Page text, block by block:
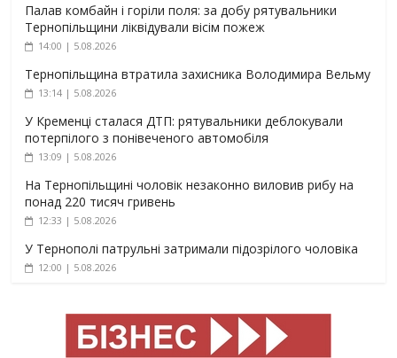
Палав комбайн і горіли поля: за добу рятувальники
Тернопільщини ліквідували вісім пожеж
14:00 | 5.08.2026
Тернопільщина втратила захисника Володимира Вельму
13:14 | 5.08.2026
У Кременці сталася ДТП: рятувальники деблокували
потерпілого з понівеченого автомобіля
13:09 | 5.08.2026
На Тернопільщині чоловік незаконно виловив рибу на
понад 220 тисяч гривень
12:33 | 5.08.2026
У Тернополі патрульні затримали підозрілого чоловіка
12:00 | 5.08.2026